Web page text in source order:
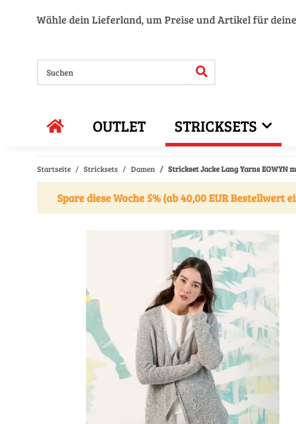
Wähle dein Lieferland, um Preise und Artikel für
OUTLET STRICKSETS
Startseite Stricksets Damen Strickset Jacke Lang Yarns
Spare diese Woche 5% (ab 40,00 EUR Bestellwert